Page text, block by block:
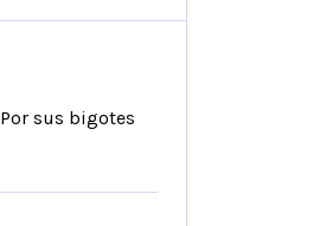
Por sus bigotes